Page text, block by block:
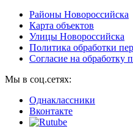
Районы Новороссийска
Карта объектов
Улицы Новороссийска
Политика обработки
Согласие на обработку
Мы в соц.сетях:
Однаклассники
Вконтакте